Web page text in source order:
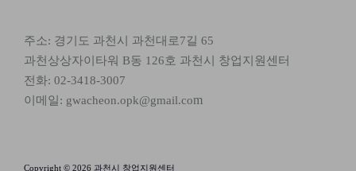
주소: 경기도 과천시 과천대로7길 65
과천상상자이타워 B동 126호 과천시 창업지원센터
전화: 02-3418-3007
이메일: gwacheon.opk@gmail.com
Copyright © 2026 과천시 창업지원센터